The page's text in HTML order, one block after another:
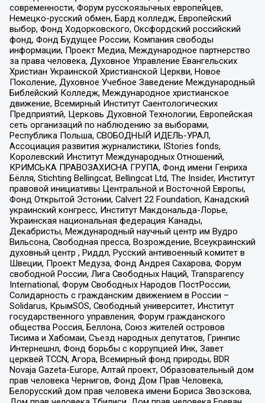
современности, Форум русскоязычных европейцев,
Немецко-русский обмен, Бард колледж, Европейский
выбор, Фонд Ходорковского, Оксфордский российский
фонд, Фонд Будущее России, Компания свободы
информации, Проект Медиа, Международное партнерство
за права человека, Духовное Управление Евангельских
Христиан Украинской Христианской Церкви, Новое
Поколение, Духовное Учебное Заведение Международный
Библейский Колледж, Международное христианское
движение, Всемирный Институт Саентологических
Предприятий, Церковь Духовной Технологии, Европейская
сеть организаций по наблюдению за выборами,
Республика Польша, СВОБОДНЫЙ ИДЕЛЬ-УРАЛ,
Ассоциация развития журналистики, IStories fonds,
Королевский Институт Международных Отношений,
КРИМСЬКА ПРАВОЗАХИСНА ГРУПА, Фонд имени Генриха
Бёлля, Stichting Bellingcat, Bellingcat Ltd, The Insider, Институт
правовой инициативы Центральной и Восточной Европы,
Фонд Открытой Эстонии, Calvert 22 Foundation, Канадский
украинский конгресс, Институт Макдональда-Лорье,
Украинская национальная федерация Канады,
Декабристы, Международный научный центр им Вудро
Вильсона, Свободная пресса, Возрождение, Всеукраинский
духовный центр , Риддл, Русский антивоенный комитет в
Швеции, Проект Медуза, Фонд Андрея Сахарова, Форум
свободной России, Лига Свободных Наций, Transparеncy
International, Форум Свободных Народов ПостРоссии,
Солидарность с гражданским движением в России –
Solidarus, КрымSOS, Свободный университет, Институт
государственного управления, Форум гражданского
общества Россия, Беллона, Союз жителей островов
Тисима и Хабомаи, Съезд народных депутатов, Гринпис
Интернешнл, Фонд борьбы с коррупцией Инк, Завет
церквей TCCN, Агора, Всемирный фонд природы, BDR
Novaja Gazeta-Europe, Алтай проект, Образовательный дом
прав человека Чернигов, Фонд Дом Прав Человека,
Белорусский дом прав человека имени Бориса Звозскова,